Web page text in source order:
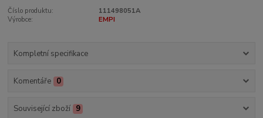
Číslo produktu:
111498051A
Výrobce:
EMPI
Kompletní specifikace
Komentáře 0
Související zboží 9